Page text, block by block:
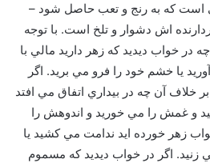
است که به رنج و تعب حاصل شود –
اش دشوار و تلخ است. با توجه
در خواب ديديد که زهر داريد مالي با
يا خشم خود را فرو مي بريد. اگر
خلاف آن چه در بيداري اتفاق مي افتد
و غمش را مي خوريد و اندوهش را
زهر خورده ايد ندامت مي کشيد يا
اگر در خواب ديديد که مسموم